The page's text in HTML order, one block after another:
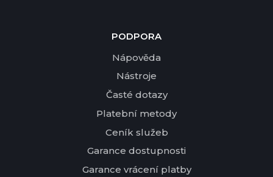
PODPORA
Nápověda
Nástroje
Časté dotazy
Platební metody
Ceník služeb
Garance dostupnosti
Garance vrácení platby